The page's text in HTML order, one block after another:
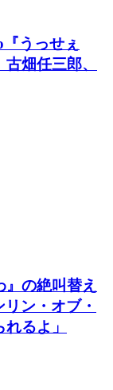
うっせぇ
畑任三郎、
の絶叫替え
ン・オブ・
るよ」